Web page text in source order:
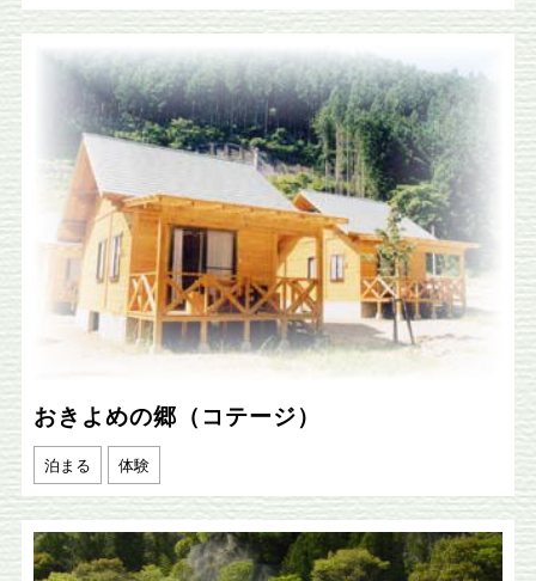
おきよめの郷（コテージ）
泊まる 体験